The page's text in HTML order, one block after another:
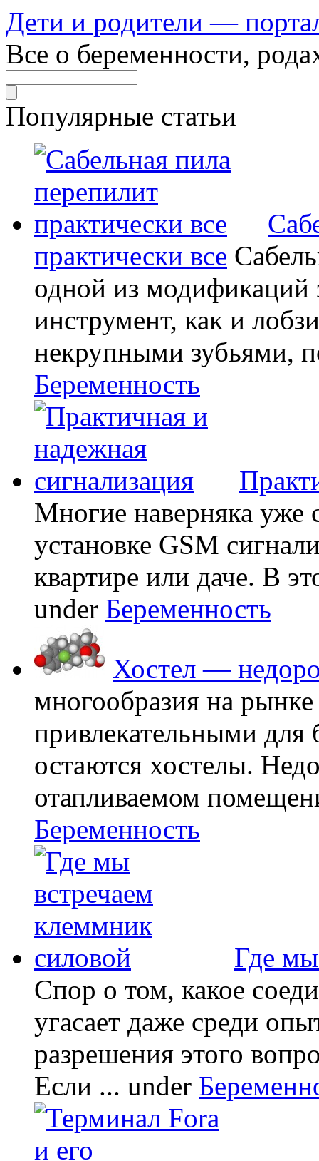
Дети и родители —
Все о беременности,
Популярные статьи
практически все
одной из модификаций
инструмент, как и
некрупными зубьями,
Беременность
Многие наверняка уже
установке GSM
квартире или даче. В
under Беременность
Хостел —
многообразия на
привлекательными
остаются хостелы.
отапливаемом
Беременность
Где
Спор о том, какое
угасает даже среди
разрешения этого
Если ... under